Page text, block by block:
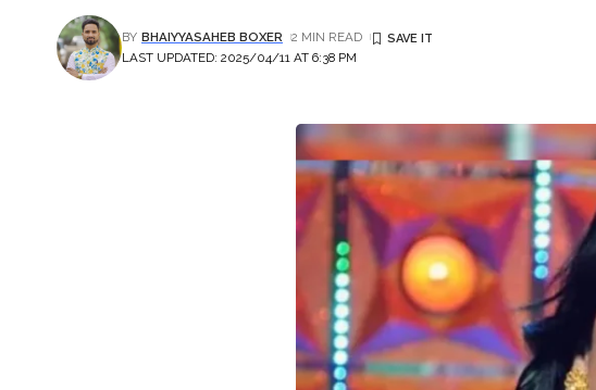
LAST UPDATED: 2025/04/11 AT 6:38 PM
BY BHAIYYASAHEB BOXER 2 MIN READ